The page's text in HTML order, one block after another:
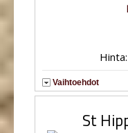
Vaihtoehdot
St